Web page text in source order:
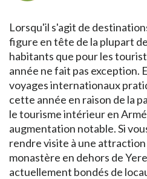
Lorsqu'il s'agit de
figure en tête de la plupart
habitants que pour les
année ne fait pas exception.
voyages internationaux
cette année en raison de la
le tourisme intérieur en
augmentation notable. Si
rendre visite à une
monastère en dehors de
actuellement bondés de